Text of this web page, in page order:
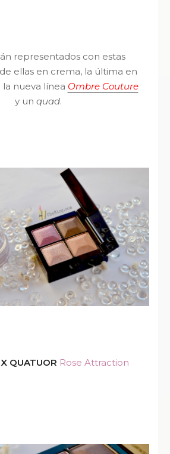
representados con estas
ellas en crema, la última en
nueva línea Ombre Couture
y un quad.
QUATUOR Rose Attraction